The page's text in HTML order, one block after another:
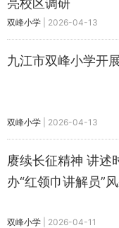
亮校区调研
双峰小学 2026-04-13
九江市双峰小学开
双峰小学 2026-04-13
赓续长征精神 讲
办“红领巾讲解员”
双峰小学 2026-04-11